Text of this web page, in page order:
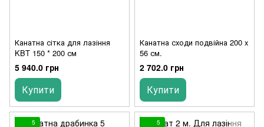
Канатна сітка для лазіння
KBT 150 * 200 см
5 940.0 грн
Купити
Канатна сходи подвійна 200 x
56 см.
2 702.0 грн
Купити
5 5